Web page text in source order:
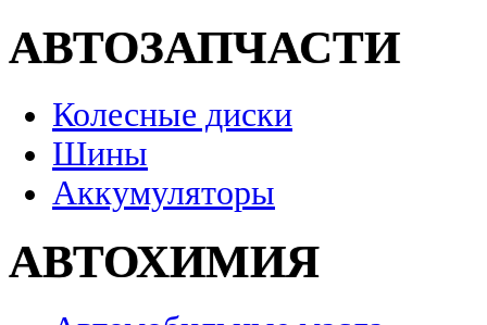
АВТОЗАПЧАСТИ
Колесные диски
Шины
Аккумуляторы
АВТОХИМИЯ